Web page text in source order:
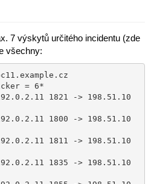
7 výskytů určitého incidentu (zde
všechny:
= 6*
1821 -> 198.51.10
1800 -> 198.51.10
1811 -> 198.51.10
1835 -> 198.51.10